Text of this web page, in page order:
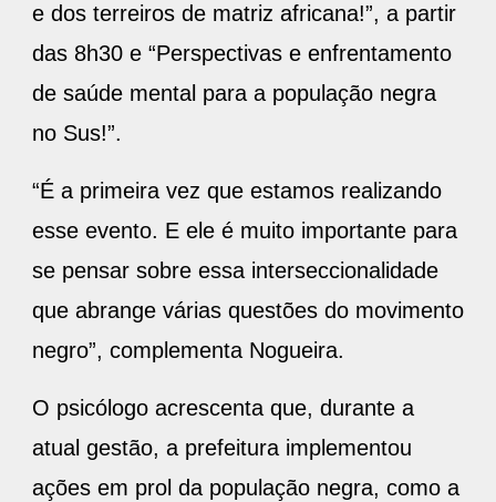
e dos terreiros de matriz africana!”, a partir
das 8h30 e “Perspectivas e enfrentamento
de saúde mental para a população negra
no Sus!”.
“É a primeira vez que estamos realizando
esse evento. E ele é muito importante para
se pensar sobre essa interseccionalidade
que abrange várias questões do movimento
negro”, complementa Nogueira.
O psicólogo acrescenta que, durante a
atual gestão, a prefeitura implementou
ações em prol da população negra, como a